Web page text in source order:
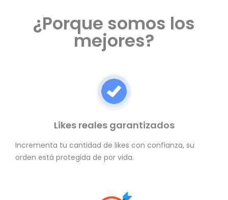
¿Porque somos los
mejores?
Likes reales garantizados
Incrementa tu cantidad de likes con confianza, su
orden está protegida de por vida.